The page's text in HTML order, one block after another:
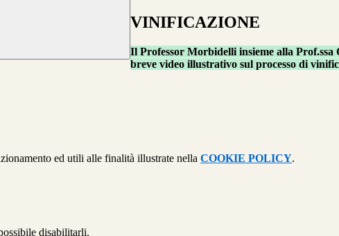
VINIFICAZIONE
Il Professor Morbidelli insieme alla
breve video illustrativo sul processo di
ed utili alle finalità illustrate nella COOKIE POLICY.
disabilitarli.